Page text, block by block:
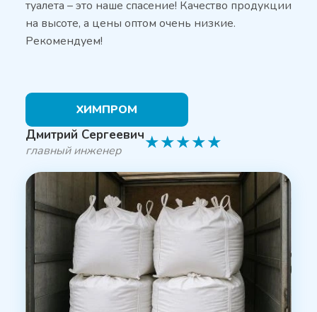
туалета – это наше спасение! Качество продукции
на высоте, а цены оптом очень низкие.
Рекомендуем!
ХИМПРОМ
Дмитрий Сергеевич
главный инженер ★★★★★